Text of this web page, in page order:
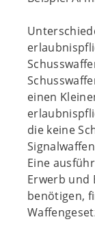
einen
die keine
Eine
Erwerb und
benötigen,